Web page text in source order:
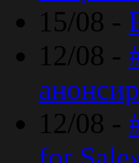
15/08 -
12/08 -
12/08 -